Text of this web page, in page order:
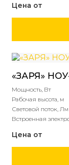
Цена от
«ЗАРЯ»
Мощность, Вт
Рабочая высота, м
Световой поток, Лм
Встроенная
Цена от